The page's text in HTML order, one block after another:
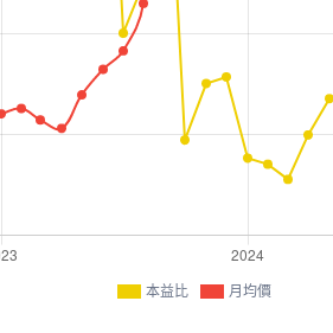
本益比 月均價